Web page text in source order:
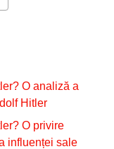
O analiză a
Hitler
O privire
influenței sale